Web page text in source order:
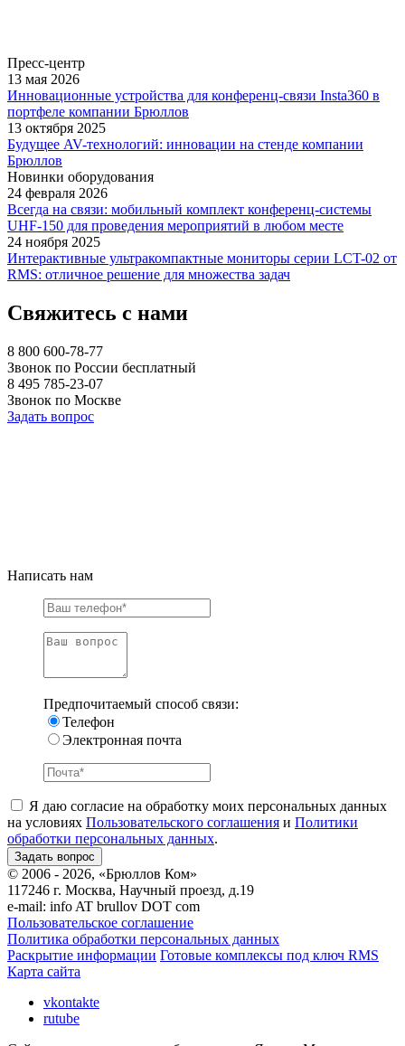
Пресс-центр
13 мая 2026
Инновационные устройства для конференц-связи Insta360 в
портфеле компании Брюллов
13 октября 2025
Будущее AV-технологий: инновации на стенде компании
Брюллов
Новинки оборудования
24 февраля 2026
Всегда на связи: мобильный комплект конференц-системы
UHF-150 для проведения мероприятий в любом месте
24 ноября 2025
Интерактивные ультракомпактные мониторы серии LCT-02 от
RMS: отличное решение для множества задач
Свяжитесь с нами
8 800 600-78-77
Звонок по России бесплатный
8 495 785-23-07
Звонок по Москве
Задать вопрос
Написать нам
Предпочитаемый способ связи:
Телефон
Электронная почта
Я даю согласие на обработку моих персональных данных
на условиях Пользовательского соглашения и Политики
обработки персональных данных.
© 2006 - 2026, «Брюллов Ком»
117246 г. Москва, Научный проезд, д.19
e-mail: info AT brullov DOT com
Пользовательское соглашение
Политика обработки персональных данных
Раскрытие информации Готовые комплексы под ключ RMS
Карта сайта
vkontakte
rutube